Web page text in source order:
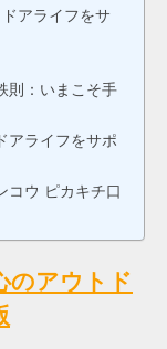
アライフをサ
則：いまこそ手
アライフをサポ
ウ ピカキチ口
のアウトド